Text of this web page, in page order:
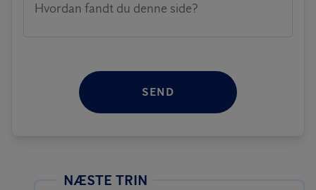
Hvordan fandt du denne side?
SEND
NÆSTE TRIN